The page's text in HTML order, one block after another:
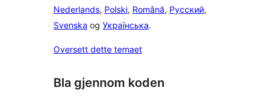
Nederlands, Polski, Română, Русский,
Svenska og Українська.
Oversett dette temaet
Bla gjennom koden